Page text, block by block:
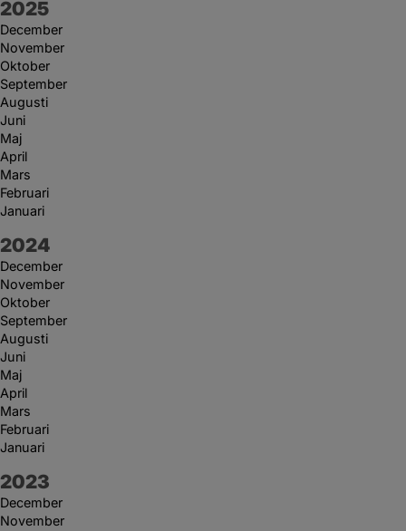
År:
2025
December
November
Oktober
September
Augusti
Juni
Maj
April
Mars
Februari
Januari
År:
2024
December
November
Oktober
September
Augusti
Juni
Maj
April
Mars
Februari
Januari
År:
2023
December
November